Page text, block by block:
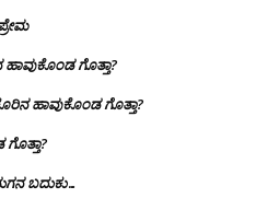
ಗೊತ್ತಾ?
ಹಾವುಕೊಂಡ ಗೊತ್ತಾ?
ಬದುಕು…